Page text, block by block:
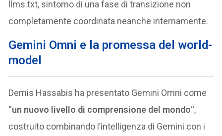
llms.txt, sintomo di una fase di transizione non
completamente coordinata neanche internamente.
Gemini Omni e la promessa del world-
model
Demis Hassabis ha presentato Gemini Omni come
“un nuovo livello di comprensione del mondo“,
costruito combinando l’intelligenza di Gemini con i